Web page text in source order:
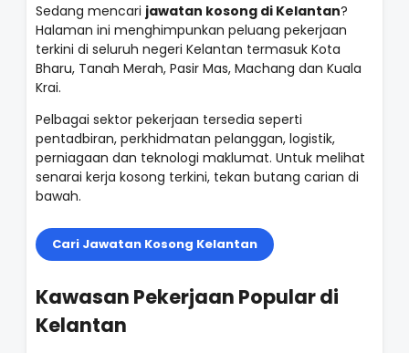
Sedang mencari jawatan kosong di Kelantan?
Halaman ini menghimpunkan peluang pekerjaan
terkini di seluruh negeri Kelantan termasuk Kota
Bharu, Tanah Merah, Pasir Mas, Machang dan Kuala
Krai.
Pelbagai sektor pekerjaan tersedia seperti
pentadbiran, perkhidmatan pelanggan, logistik,
perniagaan dan teknologi maklumat. Untuk melihat
senarai kerja kosong terkini, tekan butang carian di
bawah.
Cari Jawatan Kosong Kelantan
Kawasan Pekerjaan Popular di
Kelantan